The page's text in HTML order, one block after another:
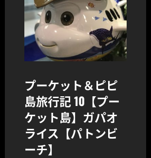
プーケット＆ピピ
島旅行記 10【プー
ケット島】ガパオ
ライス【パトンビ
ーチ】